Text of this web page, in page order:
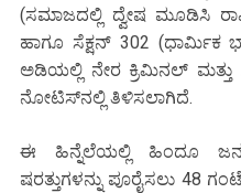
(ಸಮಾಜದಲ್ಲಿ ದ್ವೇಷ ಮೂಡಿಸಿ
ಹಾಗೂ ಸೆಕ್ಷನ್ 302 (ಧಾರ್ಮಿಕ
ಅಡಿಯಲ್ಲಿ ನೇರ ಕ್ರಿಮಿನಲ್
ನೋಟಿಸ್‌ನಲ್ಲಿ ತಿಳಿಸಲಾಗಿದೆ.
ಈ ಹಿನ್ನೆಲೆಯಲ್ಲಿ ಹಿಂದೂ
ಷರತ್ತುಗಳನ್ನು ಪೂರೈಸಲು 48